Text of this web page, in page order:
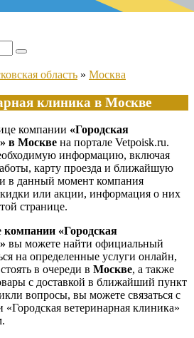
область » Москва
клиника в Москве
компании «Городская
в Москве на портале Vetpoisk.ru.
информацию, включая
карту проезда и ближайшую
в данный момент компания
или акции, информация о них
странице.
компании «Городская
вы можете найти официальный
на определенные услуги онлайн,
в очереди в Москве, а также
с доставкой в ближайший пункт
вопросы, вы можете связаться с
«Городская ветеринарная клиника»